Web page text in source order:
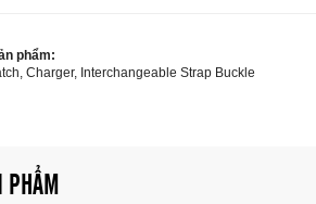
phẩm:
Charger, Interchangeable Strap Buckle
PHẨM